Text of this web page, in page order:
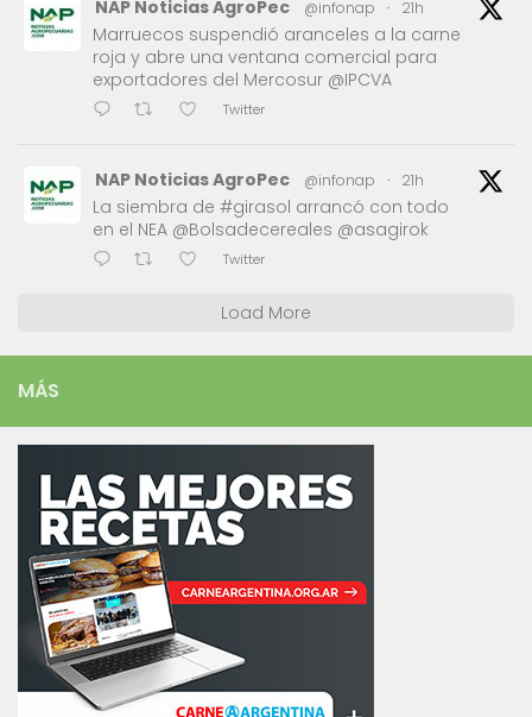
NAP Noticias AgroPec @infonap · 21h
Marruecos suspendió aranceles a la carne
roja y abre una ventana comercial para
exportadores del Mercosur @IPCVA
Twitter
NAP Noticias AgroPec @infonap · 21h
La siembra de #girasol arrancó con todo
en el NEA @Bolsadecereales @asagirok
Twitter
Load More
MÁS